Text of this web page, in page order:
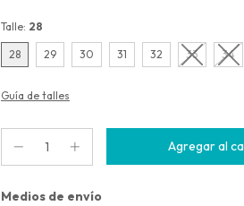
Talle: 28
28 29 30 31 32 33 34
Guía de talles
Entregas para el CP:
Medios de envío